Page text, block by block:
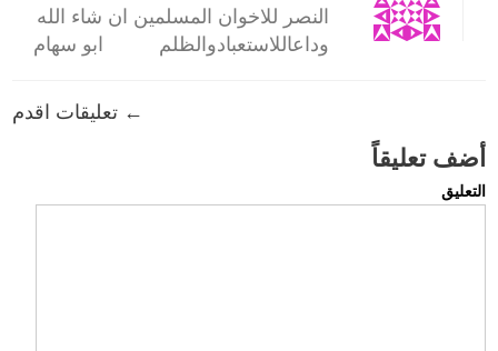
النصر للاخوان المسلمين ان شاء الله
وداعاللاستعبادوالظلم ابو سهام
← تعليقات اقدم
أضف تعليقاً
التعليق